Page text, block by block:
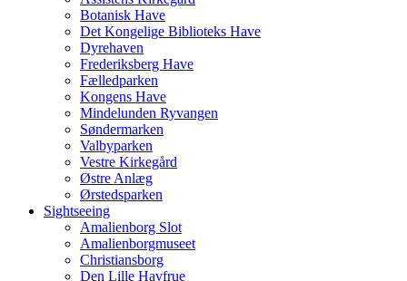
Botanisk Have
Det Kongelige Biblioteks Have
Dyrehaven
Frederiksberg Have
Fælledparken
Kongens Have
Mindelunden Ryvangen
Søndermarken
Valbyparken
Vestre Kirkegård
Østre Anlæg
Ørstedsparken
Sightseeing
Amalienborg Slot
Amalienborgmuseet
Christiansborg
Den Lille Havfrue